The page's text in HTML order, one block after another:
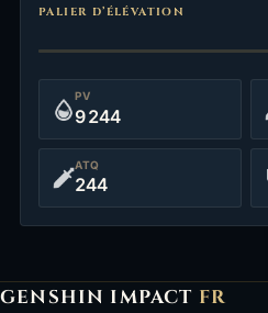
PALIER D’ÉLÉVATION
PV
9 244
ATQ
244
GENSHIN IMPACT FR
Genshin Impact FR, retour à l'accueil